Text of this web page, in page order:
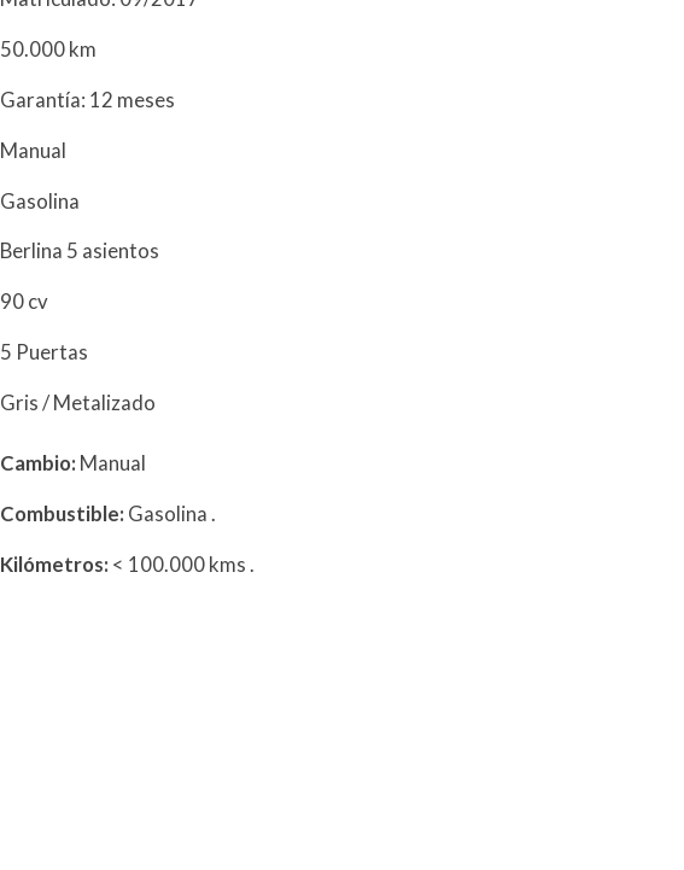
50.000 km
Garantía: 12 meses
Manual
Gasolina
Berlina 5 asientos
90 cv
5 Puertas
Gris / Metalizado
Cambio: Manual
Combustible: Gasolina.
Kilómetros: < 100.000 kms.